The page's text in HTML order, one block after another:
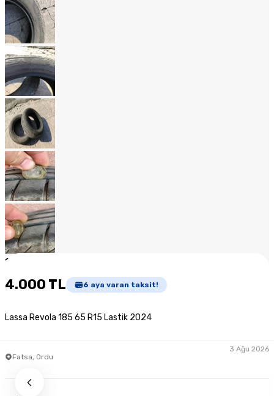
1
4.000 TL 6 aya varan taksit!
Lassa Revola 185 65 R15 Lastik 2024
Fatsa, Ordu
3 Ağu 2026